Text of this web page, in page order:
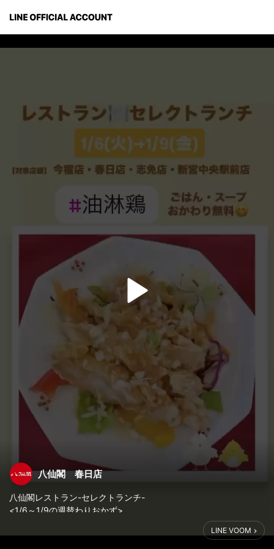
八仙閣 春日店
八仙閣レストラン-セレクトランチ-
<1/6～1/9の週替わりおかず>
白ごはん・スープおかわり無料！！
LINE VOOM